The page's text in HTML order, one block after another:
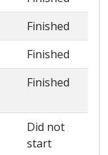
Finished
Finished
Finished
Did not
start